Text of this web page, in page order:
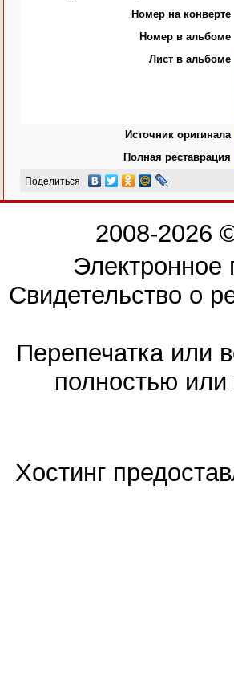
Номер на конверте
Номер в альбоме
Лист в альбоме
Источник оригинала
Полная реставрация
Поделиться
2008-2026
Электронное
Свидетельство о
Перепечатка или
полностью или
Хостинг